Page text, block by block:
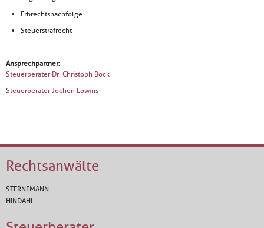
Erbrechtsnachfolge
Steuerstrafrecht
Ansprechpartner:
Steuerberater Dr. Christoph Bock
Steuerberater Jochen Lowins
Rechtsanwälte
STERNEMANN
HINDAHL